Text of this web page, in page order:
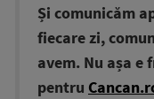
Și comunicăm
fiecare zi,
avem. Nu așa e
pentru